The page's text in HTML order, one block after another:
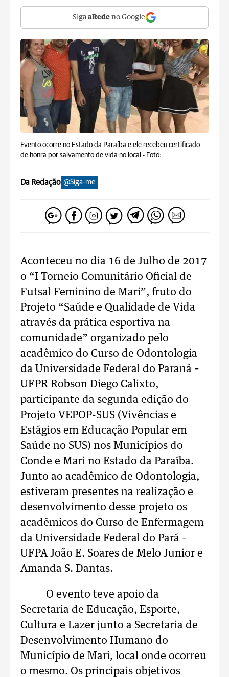
Siga aRede no Google
Evento ocorre no Estado da Paraíba e ele recebeu certificado
de honra por salvamento de vida no local - Foto:
Da Redação @Siga-me
Aconteceu no dia 16 de Julho de 2017
o “I Torneio Comunitário Oficial de
Futsal Feminino de Mari”, fruto do
Projeto “Saúde e Qualidade de Vida
através da prática esportiva na
comunidade” organizado pelo
acadêmico do Curso de Odontologia
da Universidade Federal do Paraná –
UFPR Robson Diego Calixto,
participante da segunda edição do
Projeto VEPOP-SUS (Vivências e
Estágios em Educação Popular em
Saúde​ no SUS) nos Municípios do
Conde e Mari no Estado da Paraíba.
Junto ao acadêmico de Odontologia,
estiveram presentes na realização e
desenvolvimento desse projeto os
acadêmicos do Curso de Enfermagem
da Universidade Federal do Pará –
UFPA João E. Soares de Melo Junior e
Amanda S. Dantas.
O evento​ teve apoio da
Secretaria de Educação, Esporte,
Cultura e Lazer junto​ a Secretaria de
Desenvolvimento Humano do
Município de Mari, local onde ocorreu
o mesmo. Os principais objetivos